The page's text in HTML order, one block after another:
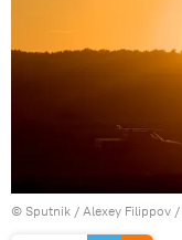
© Sputnik / Alexey Filippov /